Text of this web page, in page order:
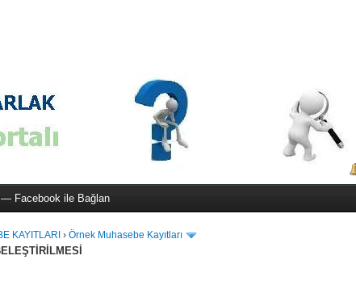
— Facebook ile Bağlan
KAYITLARI ›Örnek Muhasebe Kayıtları